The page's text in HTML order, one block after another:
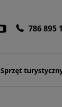
786 895
Sprzęt